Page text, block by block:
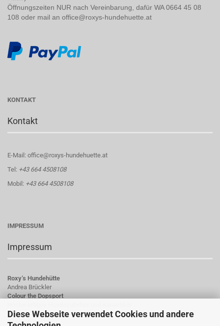
Diese Webseite verwendet Cookies und andere
Öffnungszeiten NUR nach Vereinbarung, dafür WA 0664 45 08
108 oder mail an office@roxys-hundehuette.at
KONTAKT
Kontakt
E-Mail: office@roxys-hundehuette.at
Tel: +43 664 4508108
Mobil: +43 664 4508108
IMPRESSUM
Impressum
Roxy‘s Hundehütte
Andrea Brückler
Colour the Dopsport
Hauptstraße 23